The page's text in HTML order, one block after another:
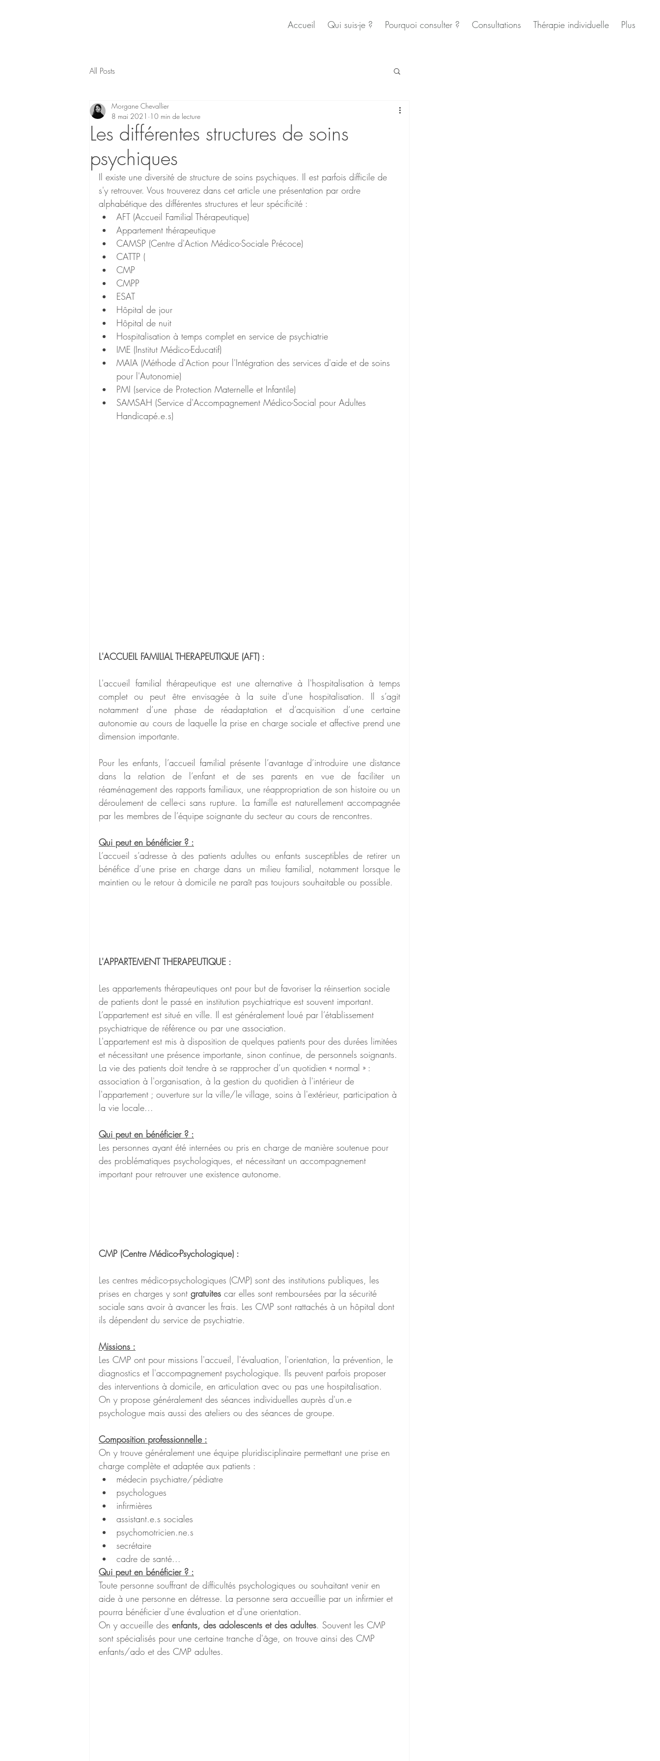
Accueil Qui suis-je ? Pourquoi consulter ? Consultations Thérapie individuelle Plus
All Posts
Les différentes structures de soins
psychiques
Morgane Chevallier
8 mai 2021 10 min de lecture
Il existe une diversité de structure de soins psychiques. Il est parfois difficile de
s'y retrouver. Vous trouverez dans cet article une présentation par ordre
alphabétique des différentes structures et leur spécificité :
AFT (Accueil Familial Thérapeutique)
Appartement thérapeutique
CAMSP (Centre d'Action Médico-Sociale Précoce)
CATTP (
CMP
CMPP
ESAT
Hôpital de jour
Hôpital de nuit
Hospitalisation à temps complet en service de psychiatrie
IME (Institut Médico-Educatif)
MAIA (Méthode d'Action pour l'Intégration des services d'aide et de soins
pour l'Autonomie)
PMI (service de Protection Maternelle et Infantile)
SAMSAH (Service d'Accompagnement Médico-Social pour Adultes
Handicapé.e.s)
L'ACCUEIL FAMILIAL THERAPEUTIQUE (AFT) :
L'accueil familial thérapeutique est une alternative à l'hospitalisation à temps
complet ou peut être envisagée à la suite d'une hospitalisation. Il s’agit
notamment d’une phase de réadaptation et d’acquisition d’une certaine
autonomie au cours de laquelle la prise en charge sociale et affective prend une
dimension importante.
Pour les enfants, l’accueil familial présente l’avantage d’introduire une distance
dans la relation de l’enfant et de ses parents en vue de faciliter un
réaménagement des rapports familiaux, une réappropriation de son histoire ou un
déroulement de celle-ci sans rupture. La famille est naturellement accompagnée
par les membres de l’équipe soignante du secteur au cours de rencontres.
Qui peut en bénéficier ? :
L’accueil s’adresse à des patients adultes ou enfants susceptibles de retirer un
bénéfice d’une prise en charge dans un milieu familial, notamment lorsque le
maintien ou le retour à domicile ne paraît pas toujours souhaitable ou possible.
L'APPARTEMENT THERAPEUTIQUE :
Les appartements thérapeutiques ont pour but de favoriser la réinsertion sociale
de patients dont le passé en institution psychiatrique est souvent important.
L’appartement est situé en ville. Il est généralement loué par l’établissement
psychiatrique de référence ou par une association.
L'appartement est mis à disposition de quelques patients pour des durées limitées
et nécessitant une présence importante, sinon continue, de personnels soignants.
La vie des patients doit tendre à se rapprocher d’un quotidien « normal » :
association à l'organisation, à la gestion du quotidien à l'intérieur de
l'appartement ; ouverture sur la ville/le village, soins à l'extérieur, participation à
la vie locale...
Qui peut en bénéficier ? :
Les personnes ayant été internées ou pris en charge de manière soutenue pour
des problématiques psychologiques, et nécessitant un accompagnement
important pour retrouver une existence autonome.
CMP (Centre Médico-Psychologique) :
Les centres médico-psychologiques (CMP) sont des institutions publiques, les
prises en charges y sont gratuites car elles sont remboursées par la sécurité
sociale sans avoir à avancer les frais. Les CMP sont rattachés à un hôpital dont
ils dépendent du service de psychiatrie.
Missions :
Les CMP ont pour missions l'accueil, l'évaluation, l'orientation, la prévention, le
diagnostics et l'accompagnement psychologique. Ils peuvent parfois proposer
des interventions à domicile, en articulation avec ou pas une hospitalisation.
On y propose généralement des séances individuelles auprès d'un.e
psychologue mais aussi des ateliers ou des séances de groupe.
Composition professionnelle :
On y trouve généralement une équipe pluridisciplinaire permettant une prise en
charge complète et adaptée aux patients :
médecin psychiatre/pédiatre
psychologues
infirmières
assistant.e.s sociales
psychomotricien.ne.s
secrétaire
cadre de santé...
Qui peut en bénéficier ? :
Toute personne souffrant de difficultés psychologiques ou souhaitant venir en
aide à une personne en détresse. La personne sera accueillie par un infirmier et
pourra bénéficier d'une évaluation et d'une orientation.
On y accueille des enfants, des adolescents et des adultes. Souvent les CMP
sont spécialisés pour une certaine tranche d'âge, on trouve ainsi des CMP
enfants/ado et des CMP adultes.